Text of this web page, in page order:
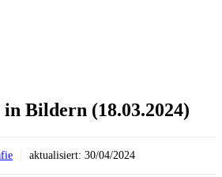
Bildern (18.03.2024)
aktualisiert: 30/04/2024